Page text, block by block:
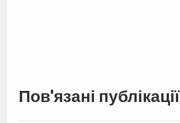
Пов'язані публікації